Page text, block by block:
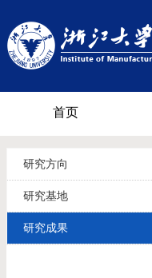
首页
研究方向
研究基地
研究成果